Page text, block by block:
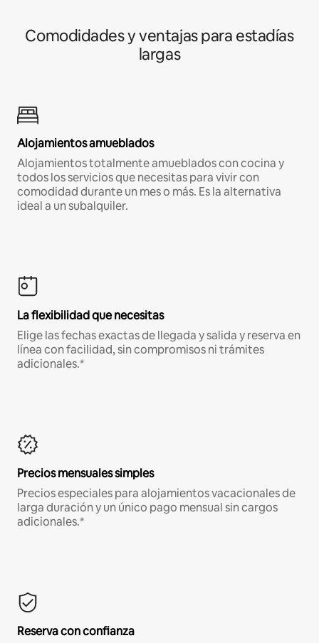
Comodidades y ventajas para estadías
largas
Alojamientos amueblados
Alojamientos totalmente amueblados con cocina y
todos los servicios que necesitas para vivir con
comodidad durante un mes o más. Es la alternativa
ideal a un subalquiler.
La flexibilidad que necesitas
Elige las fechas exactas de llegada y salida y reserva en
línea con facilidad, sin compromisos ni trámites
adicionales.*
Precios mensuales simples
Precios especiales para alojamientos vacacionales de
larga duración y un único pago mensual sin cargos
adicionales.*
Reserva con confianza